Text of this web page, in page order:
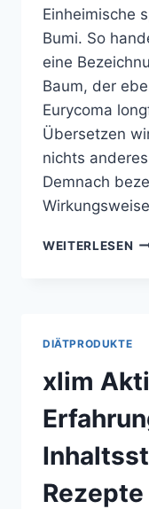
Einheimische
Bumi. So
eine
Baum, der
Eurycoma
Übersetzen
nichts
Demnach
WEITERLESEN
DIÄTPRODUKTE
xlim
Rezepte